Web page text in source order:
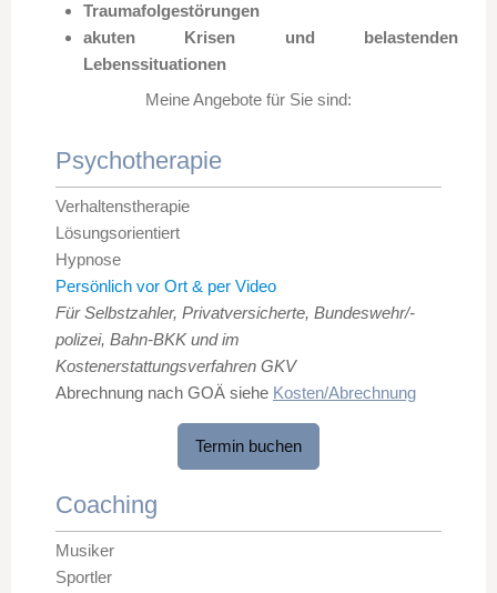
Traumafolgestörungen
akuten Krisen und belastenden
Lebenssituationen
Meine Angebote für Sie sind:
Psychotherapie
Verhaltenstherapie
Lösungsorientiert
Hypnose
Persönlich vor Ort & per Video
Für Selbstzahler, Privatversicherte, Bundeswehr/-
polizei, Bahn-BKK und im
Kostenerstattungsverfahren GKV
Abrechnung nach GOÄ siehe Kosten/Abrechnung
Termin buchen
Coaching
Musiker
Sportler